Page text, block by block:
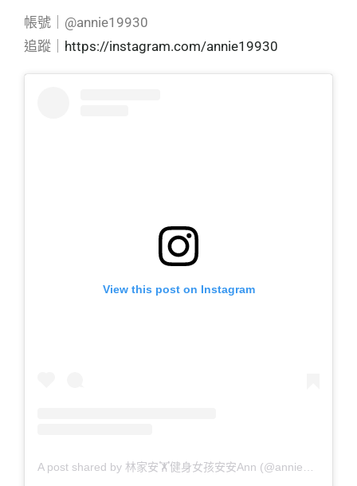
帳號｜@annie19930
追蹤｜ https://instagram.com/annie19930
View this post on Instagram